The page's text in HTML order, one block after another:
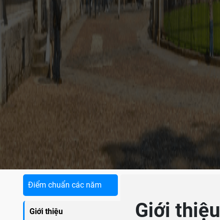
Điểm chuẩn các năm
Giới thiệu Giới thiệu